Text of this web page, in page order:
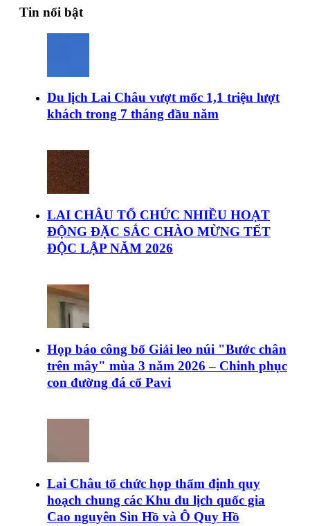
Tin nổi bật
Du lịch Lai Châu vượt mốc 1,1 triệu lượt
khách trong 7 tháng đầu năm
LAI CHÂU TỔ CHỨC NHIỀU HOẠT
ĐỘNG ĐẶC SẮC CHÀO MỪNG TẾT
ĐỘC LẬP NĂM 2026
Họp báo công bố Giải leo núi "Bước chân
trên mây" mùa 3 năm 2026 – Chinh phục
con đường đá cổ Pavi
Lai Châu tổ chức họp thẩm định quy
hoạch chung các Khu du lịch quốc gia
Cao nguyên Sìn Hồ và Ô Quy Hồ